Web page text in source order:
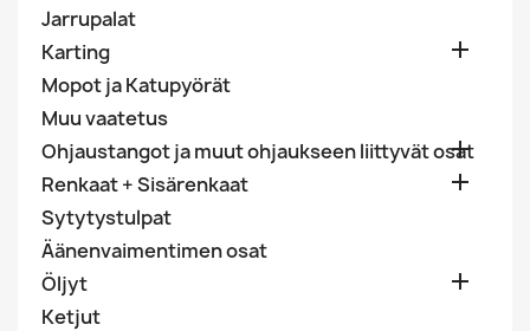
Jarrupalat
Karting

Mopot ja Katupyörät
Muu vaatetus
Ohjaustangot ja muut ohjaukseen liittyvät osat

Renkaat + Sisärenkaat 
Sytytystulpat
Äänenvaimentimen osat
Öljyt

Ketjut